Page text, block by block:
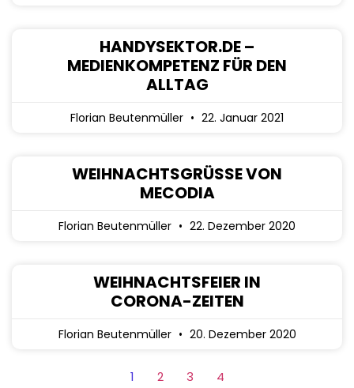
HANDYSEKTOR.DE –
MEDIENKOMPETENZ FÜR DEN
ALLTAG
Florian Beutenmüller 22. Januar 2021
WEIHNACHTSGRÜSSE VON M
ECODIA
Florian Beutenmüller 22. Dezember 2020
WEIHNACHTSFEIER IN
CORONA-ZEITEN
Florian Beutenmüller 20. Dezember 2020
1 2 3 4